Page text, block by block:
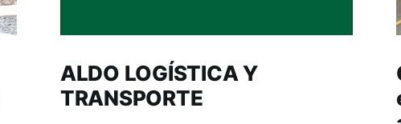
ALDO LOGÍSTICA Y
TRANSPORTE